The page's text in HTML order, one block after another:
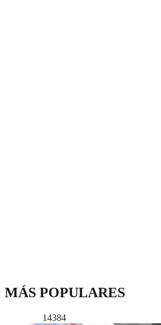
MÁS POPULARES
14384